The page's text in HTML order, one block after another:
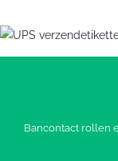
Bancontact rollen